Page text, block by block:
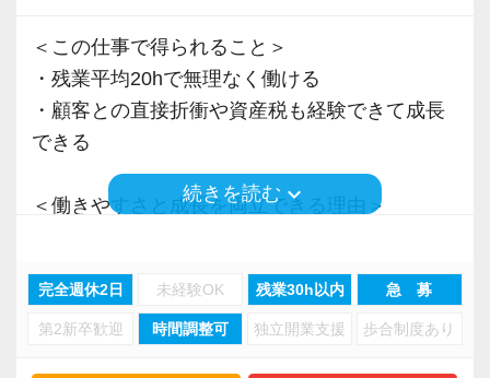
A. さまざまな業務を任せてもらえるので、以前
より成長スピードが上がったと感じています。
Q. 職場の雰囲気は？
A. 上司や先輩に相談しやすく、風通しの良い職
場だと感じています。
・税務経験を活かして成長したい方
・キャリアアップ志向のある方
＜この仕事で得られること＞
・残業平均20hで無理なく働ける
・顧客との直接折衝や資産税も経験できて成長
できる
＜働きやすさと成長を両立できる理由＞
・分業体制で業務負担を軽減
・顧客対応や提案業務に集中可能
・資産税や相続など専門性の高い案件あり
続きを読むkeyboard_arrow_down
完全週休2日 未経験OK 残業30h以内 急 募
第2新卒歓迎 時間調整可 独立開業支援 歩合制度あり